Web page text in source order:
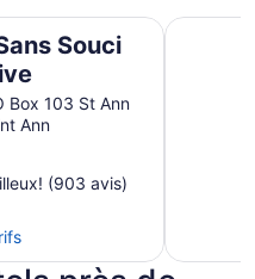
Souci
Box 103 St Ann
Ann
(903 avis)
Couples